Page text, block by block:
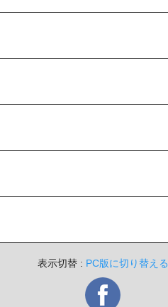
表示切替 : PC版に切り替える